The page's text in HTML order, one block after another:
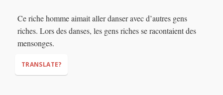
"Oh, he's just joking!"
Ce riche homme aimait aller danser avec d’autres gens
riches. Lors des danses, les gens riches se racontaient des
mensonges.
TRANSLATE?